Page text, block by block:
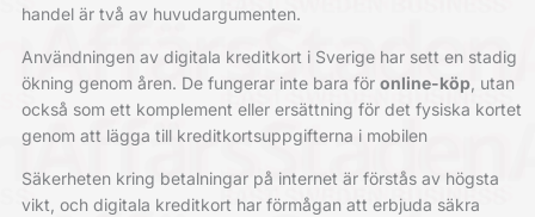
handel är två av huvudargumenten.
Användningen av digitala kreditkort i Sverige har sett en stadig
ökning genom åren. De fungerar inte bara för online-köp, utan
också som ett komplement eller ersättning för det fysiska kortet
genom att lägga till kreditkortsuppgifterna i mobilen
Säkerheten kring betalningar på internet är förstås av högsta
vikt, och digitala kreditkort har förmågan att erbjuda säkra